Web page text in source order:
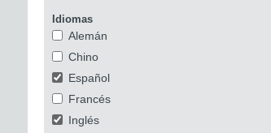
Idiomas
Alemán
Chino
Español
Francés
Inglés